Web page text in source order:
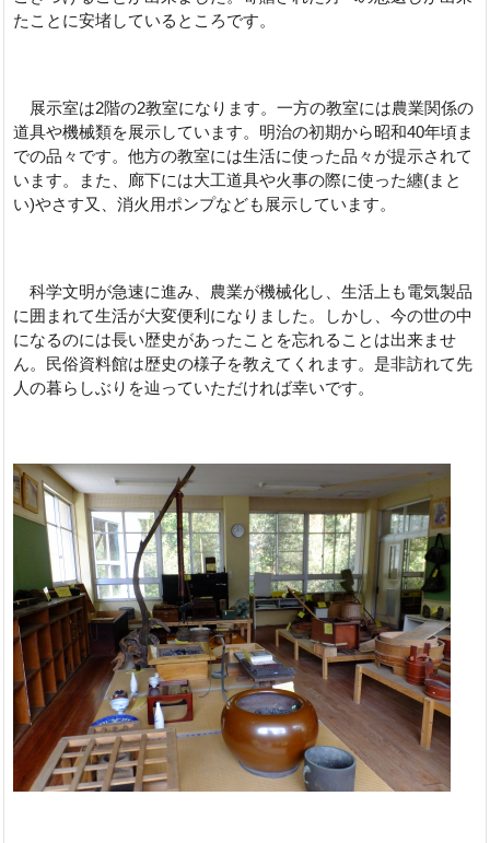
たことに安堵しているところです。
展示室は2階の2教室になります。一方の教室には農業関係の
道具や機械類を展示しています。明治の初期から昭和40年頃ま
での品々です。他方の教室には生活に使った品々が提示されて
います。また、廊下には大工道具や火事の際に使った纏(まと
い)やさす又、消火用ポンプなども展示しています。
科学文明が急速に進み、農業が機械化し、生活上も電気製品
に囲まれて生活が大変便利になりました。しかし、今の世の中
になるのには長い歴史があったことを忘れることは出来ませ
ん。民俗資料館は歴史の様子を教えてくれます。是非訪れて先
人の暮らしぶりを辿っていただければ幸いです。